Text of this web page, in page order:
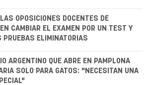
OPOSICIONES DOCENTES DE
CAMBIAR EL EXAMEN POR UN TEST Y
PRUEBAS ELIMINATORIAS
ARGENTINO QUE ABRE EN PAMPLONA
SOLO PARA GATOS: "NECESITAN UNA